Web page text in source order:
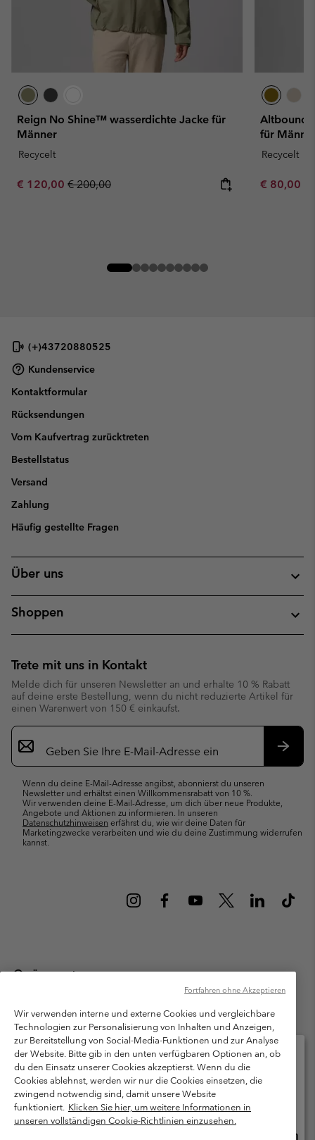
Reign No Shine™ wasserdichte Jacke für
Männer
Recycelt
Sale price:
€ 120,00 Regular price:
€ 200,00
für
Recycelt
Minimum
€ 80,00
(+)43720880525
Kundenservice
Kontaktformular
Rücksendungen
Vom Kaufvertrag zurücktreten
Bestellstatus
Versand
Zahlung
Häufig gestellte Fragen
Über uns
Shoppen
Trete mit uns in Kontakt
Melde dich für unseren Newsletter an und erhalte 10 % Rabatt
auf deine erste Bestellung, wenn du nicht reduzierte Artikel für
einen Warenwert von 150 € einkaufst.
Newsletter-
Anmeldung
Wenn du deine E-Mail-Adresse angibst, abonnierst du unseren
Newsletter und erhältst einen Willkommensrabatt von 10 %.
Wir verwenden deine E-Mail-Adresse, um dich über neue Produkte,
Angebote und Aktionen zu informieren. In unseren
Datenschutzhinweisen erfährst du, wie wir deine Daten für
Marketingzwecke verarbeiten und wie du deine Zustimmung widerrufen
kannst.
Österreich
Columbia Sportswear Austria GmbH. Moosfeldstraße 1, 5101
Bergheim, Salzburg Österreich. Alle Rechte vorbehalten.
Nutzungsbedingungen
Allgemeine Verkaufsbedingungen
Garantie
Datenschutzerklärung
Bestimmungen und Bedingungen des Mitglieder Programms
Nutzungsbedingungen Für Nutzergenerierte Inhalte
Cookies
Wir verwenden interne und externe Cookies und vergleichbare
Technologien zur Personalisierung von Inhalten und Anzeigen,
zur Bereitstellung von Social-Media-Funktionen und zur Analyse
der Website. Bitte gib in den unten verfügbaren Optionen an, ob
du den Einsatz unserer Cookies akzeptierst. Wenn du die
Cookies ablehnst, werden wir nur die Cookies einsetzen, die
zwingend notwendig sind, damit unsere Website
funktioniert. Klicken Sie hier, um weitere Informationen in
unseren vollständigen Cookie-Richtlinien einzusehen.
Fortfahren ohne Akzeptieren
Bitte wählen Sie Ihr Lieferland und Ihre Sprache
Online-Einkauf verfügbar